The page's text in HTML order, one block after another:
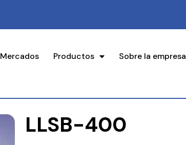
Mercados Productos Sobre la empresa
LLSB-400